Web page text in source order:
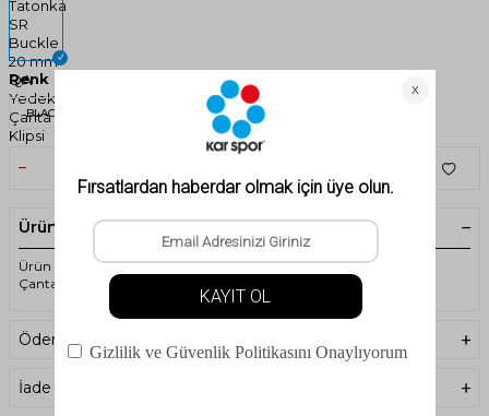
Renk
BLACK
Ürün Açıklaması
Ürün Kodu : 3371.040 - Tatonka - SR Buckle 20 mm QA - Yedek
Çanta Klipsi
Ödeme Seçenekleri
İade Koşulları